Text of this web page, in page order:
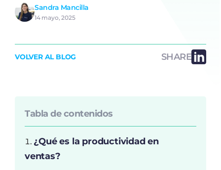
Sandra Mancilla
14 mayo, 2025
VOLVER AL BLOG SHARE
Tabla de contenidos
¿Qué es la productividad en
ventas?